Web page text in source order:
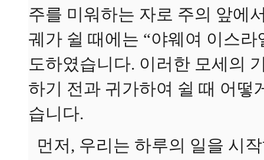
주를 미워하는 자로 주의 앞에
궤가 쉴 때에는 “야웨여 이스
도하였습니다. 이러한 모세의
하기 전과 귀가하여 쉴 때 어떻
습니다.
먼저, 우리는 하루의 일을 시